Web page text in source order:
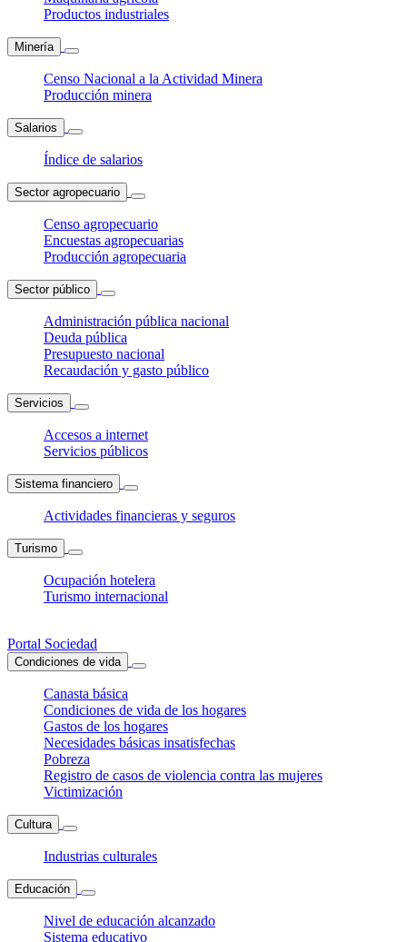
Productos industriales
Minería
Censo Nacional a la Actividad Minera
Producción minera
Salarios
Índice de salarios
Sector agropecuario
Censo agropecuario
Encuestas agropecuarias
Producción agropecuaria
Sector público
Administración pública nacional
Deuda pública
Presupuesto nacional
Recaudación y gasto público
Servicios
Accesos a internet
Servicios públicos
Sistema financiero
Actividades financieras y seguros
Turismo
Ocupación hotelera
Turismo internacional
Portal Sociedad
Condiciones de vida
Canasta básica
Condiciones de vida de los hogares
Gastos de los hogares
Necesidades básicas insatisfechas
Pobreza
Registro de casos de violencia contra las mujeres
Victimización
Cultura
Industrias culturales
Educación
Nivel de educación alcanzado
Sistema educativo